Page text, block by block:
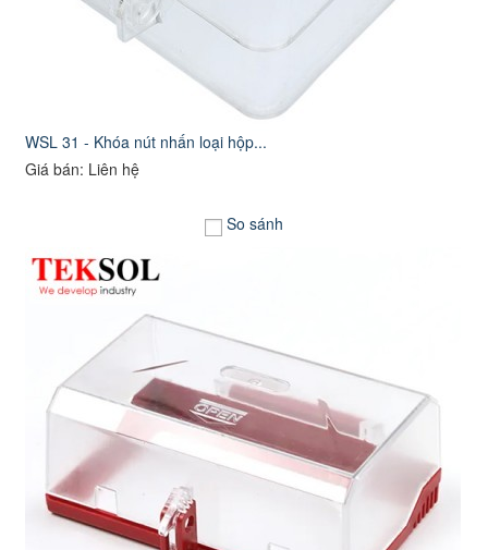
WSL 31 - Khóa nút nhấn loại hộp...
Giá bán: Liên hệ
So sánh